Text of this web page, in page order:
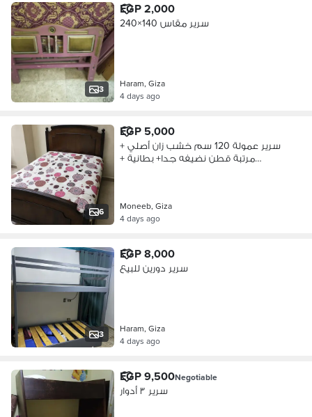
3
EGP 2,000
سرير مقاس 140×240
Haram, Giza
4 days ago
6
EGP 5,000
سرير عمولة 120 سم خشب زان أصلي +
مرتبة قطن نضيفه جدا+ بطانية +
Moneeb, Giza
4 days ago
3
EGP 8,000
سرير دورين للبيع
Haram, Giza
4 days ago
EGP 9,500Negotiable
سرير ٣ أدوار